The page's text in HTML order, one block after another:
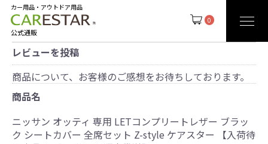
0
カー用品・アウトドア用品
公式通販
レビューを投稿
商品について、お客様のご感想をお待ちしております。
商品名
ニッサン オッティ 専用 LETコンプリートレザー ブラッ
ク シートカバー 全席セット Z-style ケアスター 【入荷待